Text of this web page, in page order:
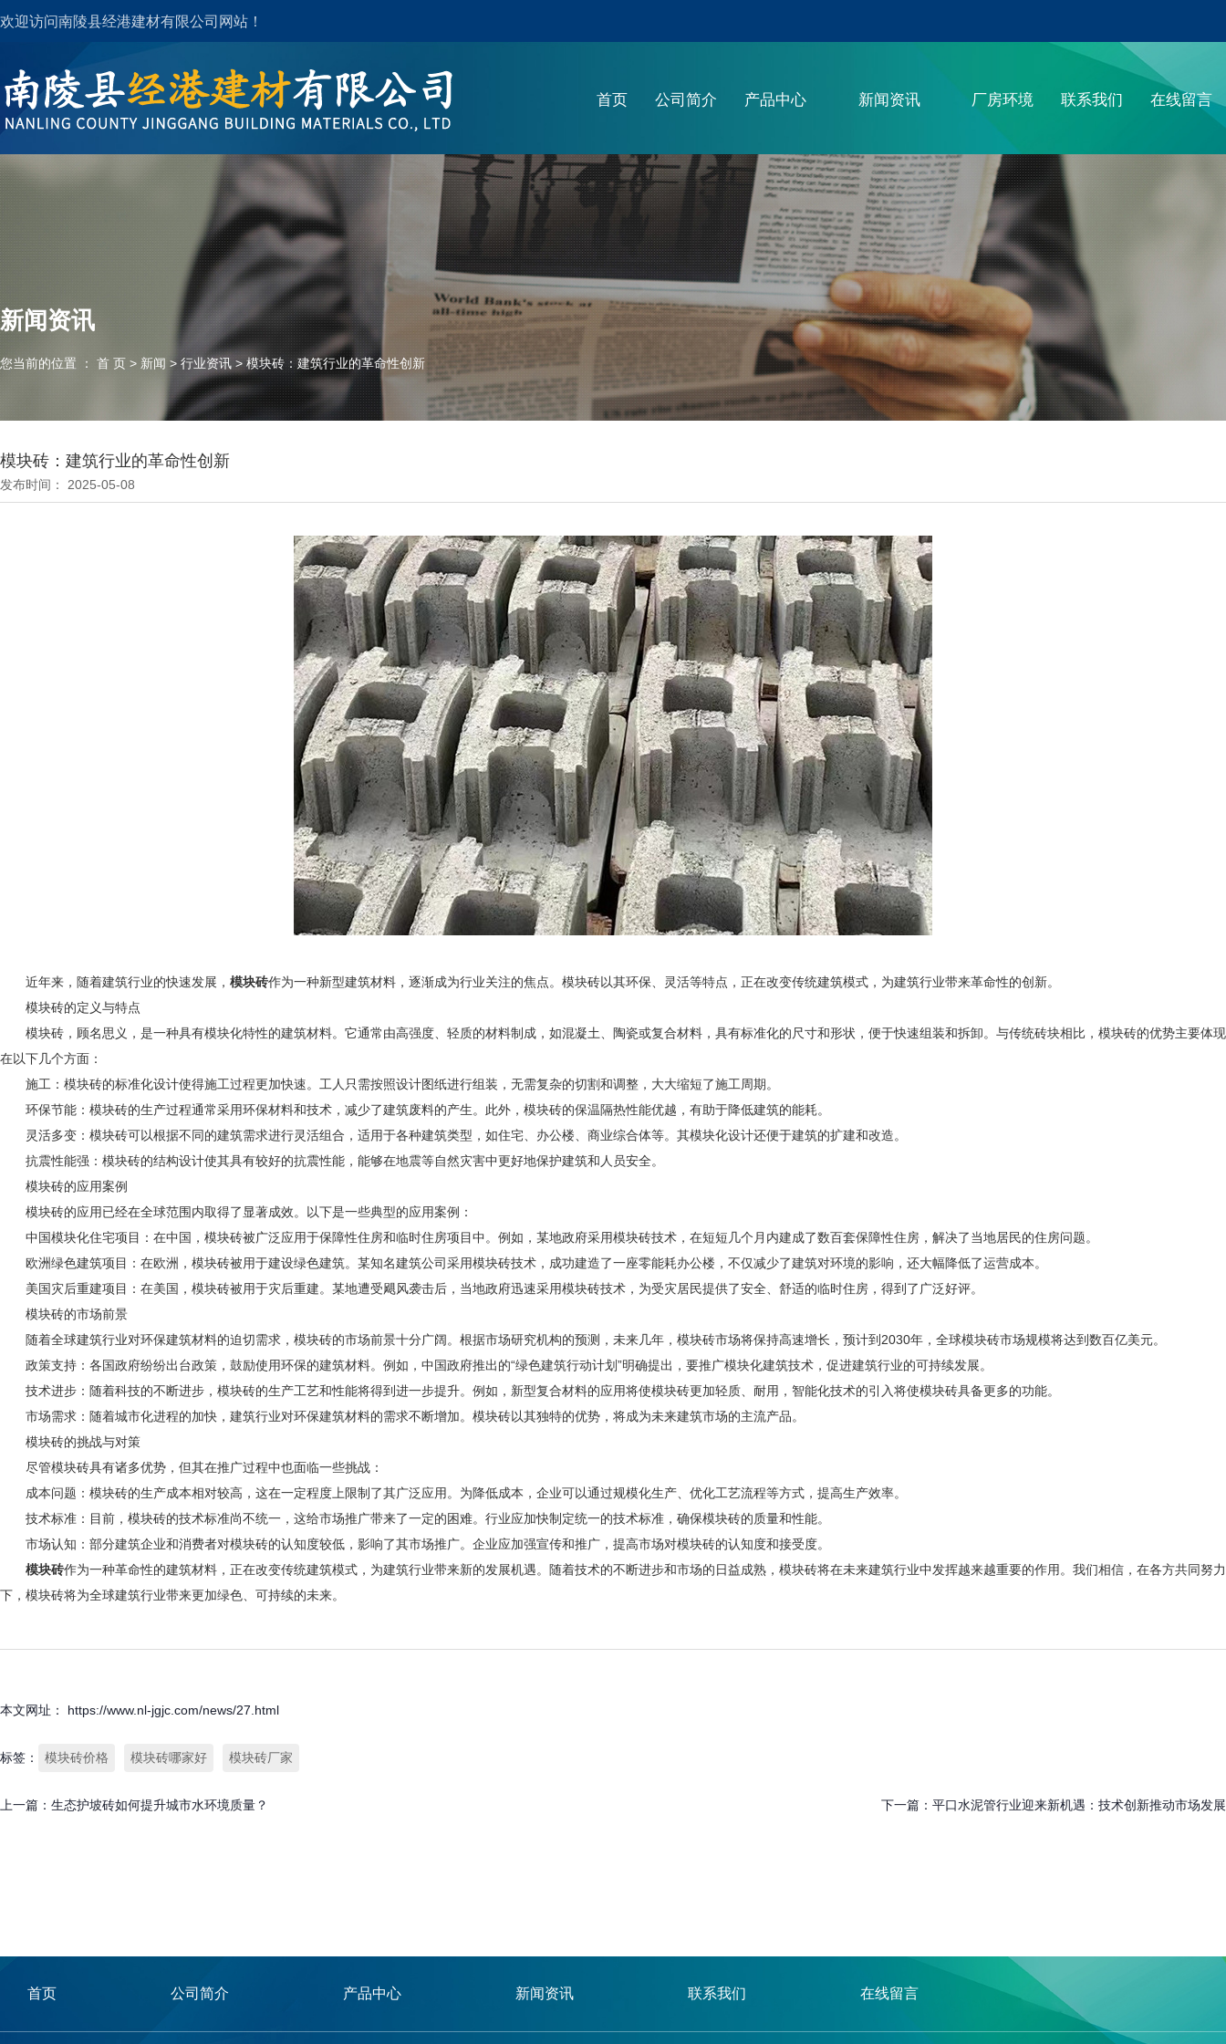
欢迎访问南陵县经港建材有限公司网站！
首页 公司简介 产品中心 新闻资讯 厂房环境 联系我们 在线留言
新闻资讯
您当前的位置 ： 首 页 > 新闻 > 行业资讯 > 模块砖：建筑行业的革命性创新
模块砖：建筑行业的革命性创新
发布时间： 2025-05-08
近年来，随着建筑行业的快速发展， 模块砖作为一种新型建筑材料，逐渐成为行业关注的焦点。模块砖以其环保、灵活等特点，正在改变传统建筑模式，为建筑行业带来革命性的创新。
模块砖的定义与特点
模块砖，顾名思义，是一种具有模块化特性的建筑材料。它通常由高强度、轻质的材料制成，如混凝土、陶瓷或复合材料，具有标准化的尺寸和形状，便于快速组装和拆卸。与传统砖块相比，模块砖的优势主要体现
在以下几个方面：
施工：模块砖的标准化设计使得施工过程更加快速。工人只需按照设计图纸进行组装，无需复杂的切割和调整，大大缩短了施工周期。
环保节能：模块砖的生产过程通常采用环保材料和技术，减少了建筑废料的产生。此外，模块砖的保温隔热性能优越，有助于降低建筑的能耗。
灵活多变：模块砖可以根据不同的建筑需求进行灵活组合，适用于各种建筑类型，如住宅、办公楼、商业综合体等。其模块化设计还便于建筑的扩建和改造。
抗震性能强：模块砖的结构设计使其具有较好的抗震性能，能够在地震等自然灾害中更好地保护建筑和人员安全。
模块砖的应用案例
模块砖的应用已经在全球范围内取得了显著成效。以下是一些典型的应用案例：
中国模块化住宅项目：在中国，模块砖被广泛应用于保障性住房和临时住房项目中。例如，某地政府采用模块砖技术，在短短几个月内建成了数百套保障性住房，解决了当地居民的住房问题。
欧洲绿色建筑项目：在欧洲，模块砖被用于建设绿色建筑。某知名建筑公司采用模块砖技术，成功建造了一座零能耗办公楼，不仅减少了建筑对环境的影响，还大幅降低了运营成本。
美国灾后重建项目：在美国，模块砖被用于灾后重建。某地遭受飓风袭击后，当地政府迅速采用模块砖技术，为受灾居民提供了安全、舒适的临时住房，得到了广泛好评。
模块砖的市场前景
随着全球建筑行业对环保建筑材料的迫切需求，模块砖的市场前景十分广阔。根据市场研究机构的预测，未来几年，模块砖市场将保持高速增长，预计到2030年，全球模块砖市场规模将达到数百亿美元。
政策支持：各国政府纷纷出台政策，鼓励使用环保的建筑材料。例如，中国政府推出的“绿色建筑行动计划”明确提出，要推广模块化建筑技术，促进建筑行业的可持续发展。
技术进步：随着科技的不断进步，模块砖的生产工艺和性能将得到进一步提升。例如，新型复合材料的应用将使模块砖更加轻质、耐用，智能化技术的引入将使模块砖具备更多的功能。
市场需求：随着城市化进程的加快，建筑行业对环保建筑材料的需求不断增加。模块砖以其独特的优势，将成为未来建筑市场的主流产品。
模块砖的挑战与对策
尽管模块砖具有诸多优势，但其在推广过程中也面临一些挑战：
成本问题：模块砖的生产成本相对较高，这在一定程度上限制了其广泛应用。为降低成本，企业可以通过规模化生产、优化工艺流程等方式，提高生产效率。
技术标准：目前，模块砖的技术标准尚不统一，这给市场推广带来了一定的困难。行业应加快制定统一的技术标准，确保模块砖的质量和性能。
市场认知：部分建筑企业和消费者对模块砖的认知度较低，影响了其市场推广。企业应加强宣传和推广，提高市场对模块砖的认知度和接受度。
模块砖作为一种革命性的建筑材料，正在改变传统建筑模式，为建筑行业带来新的发展机遇。随着技术的不断进步和市场的日益成熟，模块砖将在未来建筑行业中发挥越来越重要的作用。我们相信，在各方共同努力
下，模块砖将为全球建筑行业带来更加绿色、可持续的未来。
本文网址： https://www.nl-jgjc.com/news/27.html
标签： 模块砖价格 模块砖哪家好 模块砖厂家
上一篇： 生态护坡砖如何提升城市水环境质量？ 下一篇： 平口水泥管行业迎来新机遇：技术创新推动市场发展
首页 公司简介 产品中心 新闻资讯 联系我们 在线留言